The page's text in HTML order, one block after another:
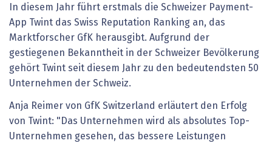
In diesem Jahr führt erstmals die Schweizer Payment-
App Twint das Swiss Reputation Ranking an, das
Marktforscher GfK herausgibt. Aufgrund der
gestiegenen Bekanntheit in der Schweizer Bevölkerung
gehört Twint seit diesem Jahr zu den bedeutendsten 50
Unternehmen der Schweiz.
Anja Reimer von GfK Switzerland erläutert den Erfolg
von Twint: "Das Unternehmen wird als absolutes Top-
Unternehmen gesehen, das bessere Leistungen